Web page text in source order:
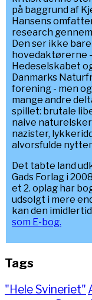
på baggrund af
Hansens
research
Den ser ikke
hovedaktørerne
Hedeselskabet
Danmarks
forening - men
mange andre
spillet: brutale
naive
nazister,
alvorsfulde
Det tabte land
Gads Forlag i
et 2. oplag har
udsolgt i mere
kan den imidlertid
som E-bog.
Tags
"Hele Svineriet"